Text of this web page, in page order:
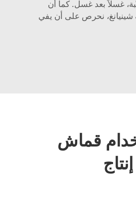
غسلاً بعد غسل. كما أن
شينيانغ، نحرص على أن يفي
قماش